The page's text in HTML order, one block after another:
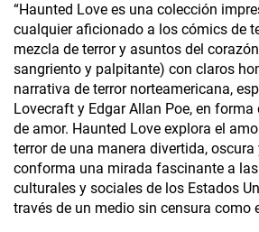
“Haunted Love es una colección
cualquier aficionado a los cómics de
mezcla de terror y asuntos del
sangriento y palpitante) con claros
narrativa de terror norteamericana,
Lovecraft y Edgar Allan Poe, en
de amor. Haunted Love explora el
terror de una manera divertida,
conforma una mirada fascinante a
culturales y sociales de los Estados
través de un medio sin censura como